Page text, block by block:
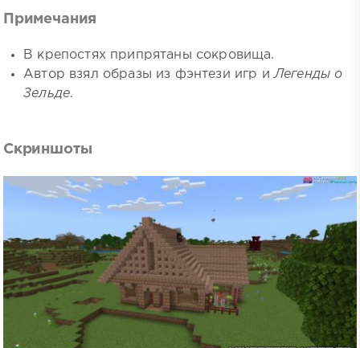
Примечания
В крепостях припрятаны сокровища.
Автор взял образы из фэнтези игр иЛегенды о
Зельде.
Скриншоты